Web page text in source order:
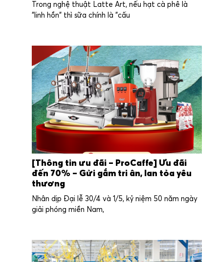
Trong nghệ thuật Latte Art, nếu hạt cà phê là
"linh hồn" thì sữa chính là "cấu
[Thông tin ưu đãi – ProCaffe] Ưu đãi
đến 70% – Gửi gắm tri ân, lan tỏa yêu
thương
Nhân dịp Đại lễ 30/4 và 1/5, kỷ niệm 50 năm ngày
giải phóng miền Nam,